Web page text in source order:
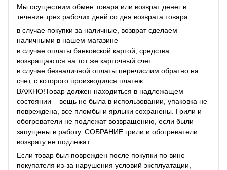
Мы осуществим обмен товара или возврат денег в
течение трех рабочих дней со дня возврата товара.
в случае покупки за наличные, возврат сделаем
наличными в нашем магазине
в случае оплаты банковской картой, средства
возвращаются на тот же карточный счет
в случае безналичной оплаты перечислим обратно на
счет, с которого производился платеж
ВАЖНО!Товар должен находиться в надлежащем
состоянии – вещь не была в использовании, упаковка не
повреждена, все пломбы и ярлыки сохранены. Грили и
обогреватели не подлежат возвращению, если были
запущены в работу. СОБРАНИЕ грили и обогреватели
возврату не подлежат.
Если товар был поврежден после покупки по вине
покупателя из-за нарушения условий эксплуатации,